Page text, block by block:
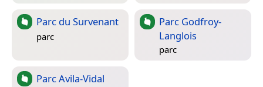
Parc du Survenant
parc
Parc Godfroy-
Langlois
parc
Parc Avila-Vidal